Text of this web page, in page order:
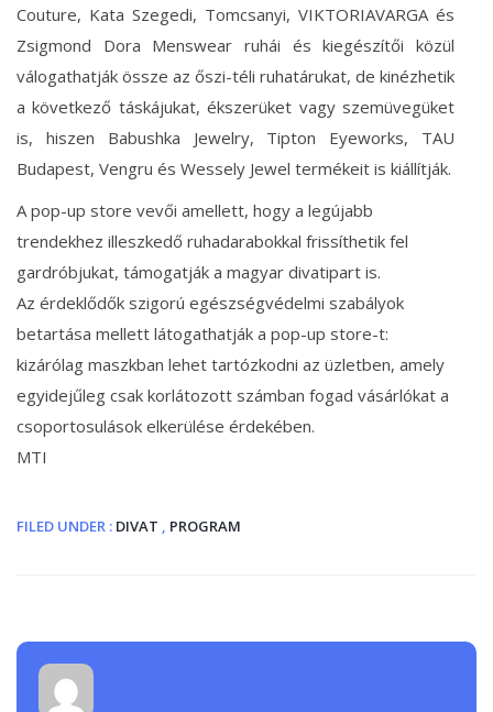
Couture, Kata Szegedi, Tomcsanyi, VIKTORIAVARGA és
Zsigmond Dora Menswear ruhái és kiegészítői közül
válogathatják össze az őszi-téli ruhatárukat, de kinézhetik
a következő táskájukat, ékszerüket vagy szemüvegüket
is, hiszen Babushka Jewelry, Tipton Eyeworks, TAU
Budapest, Vengru és Wessely Jewel termékeit is kiállítják.
A pop-up store vevői amellett, hogy a legújabb
trendekhez illeszkedő ruhadarabokkal frissíthetik fel
gardróbjukat, támogatják a magyar divatipart is.
Az érdeklődők szigorú egészségvédelmi szabályok
betartása mellett látogathatják a pop-up store-t:
kizárólag maszkban lehet tartózkodni az üzletben, amely
egyidejűleg csak korlátozott számban fogad vásárlókat a
csoportosulások elkerülése érdekében.
MTI
FILED UNDER : DIVAT , PROGRAM